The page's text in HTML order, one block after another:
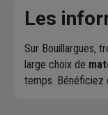
Les
Sur Bouillargues,
large choix de
temps. Bénéficiez